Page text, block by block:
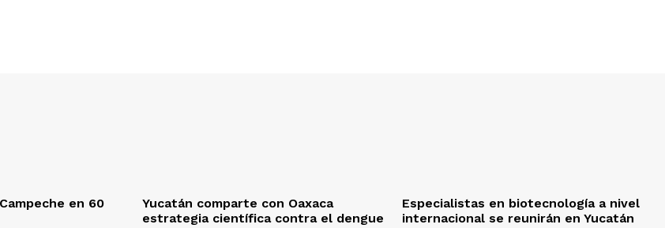
en 60
Yucatán comparte con Oaxaca
estrategia científica contra el dengue
Especialistas en biotecnología a nivel
internacional se reunirán en Yucatán